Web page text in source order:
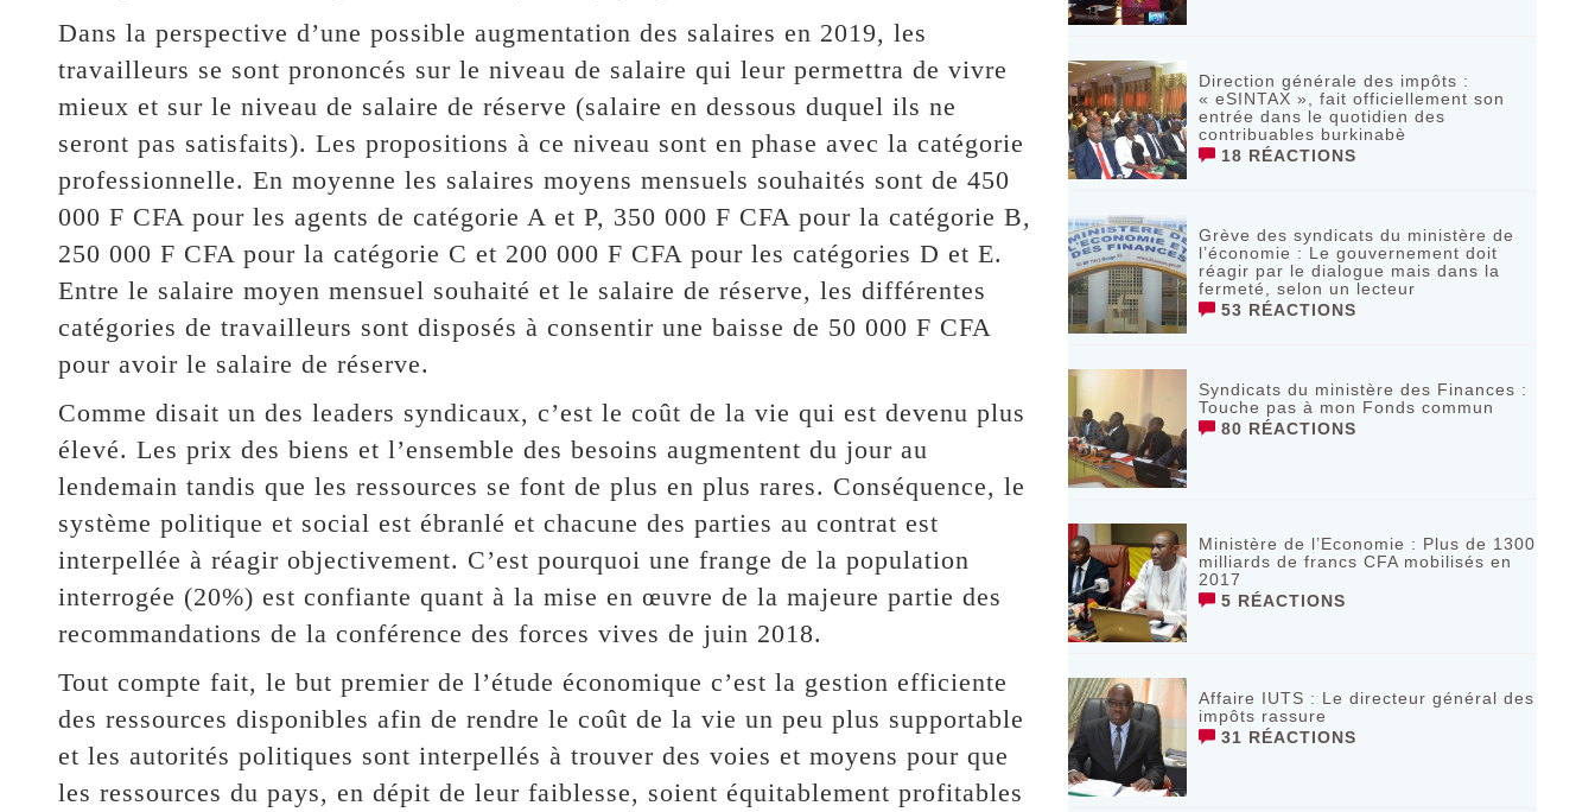
Dans la perspective d’une possible augmentation des salaires en 2019, les
travailleurs se sont prononcés sur le niveau de salaire qui leur permettra de vivre
mieux et sur le niveau de salaire de réserve (salaire en dessous duquel ils ne
seront pas satisfaits). Les propositions à ce niveau sont en phase avec la catégorie
professionnelle. En moyenne les salaires moyens mensuels souhaités sont de 450
000 F CFA pour les agents de catégorie A et P, 350 000 F CFA pour la catégorie B,
250 000 F CFA pour la catégorie C et 200 000 F CFA pour les catégories D et E.
Entre le salaire moyen mensuel souhaité et le salaire de réserve, les différentes
catégories de travailleurs sont disposés à consentir une baisse de 50 000 F CFA
pour avoir le salaire de réserve.
Comme disait un des leaders syndicaux, c’est le coût de la vie qui est devenu plus
élevé. Les prix des biens et l’ensemble des besoins augmentent du jour au
lendemain tandis que les ressources se font de plus en plus rares. Conséquence, le
système politique et social est ébranlé et chacune des parties au contrat est
interpellée à réagir objectivement. C’est pourquoi une frange de la population
interrogée (20%) est confiante quant à la mise en œuvre de la majeure partie des
recommandations de la conférence des forces vives de juin 2018.
Tout compte fait, le but premier de l’étude économique c’est la gestion efficiente
des ressources disponibles afin de rendre le coût de la vie un peu plus supportable
et les autorités politiques sont interpellés à trouver des voies et moyens pour que
les ressources du pays, en dépit de leur faiblesse, soient équitablement profitables
Direction générale des impôts :
« eSINTAX », fait officiellement son
entrée dans le quotidien des
contribuables burkinabè
18 RÉACTIONS
Grève des syndicats du ministère de
l’économie : Le gouvernement doit
réagir par le dialogue mais dans la
fermeté, selon un lecteur
53 RÉACTIONS
Syndicats du ministère des Finances :
Touche pas à mon Fonds commun
80 RÉACTIONS
Ministère de l’Economie : Plus de 1300
milliards de francs CFA mobilisés en
2017
5 RÉACTIONS
Affaire IUTS : Le directeur général des
impôts rassure
31 RÉACTIONS